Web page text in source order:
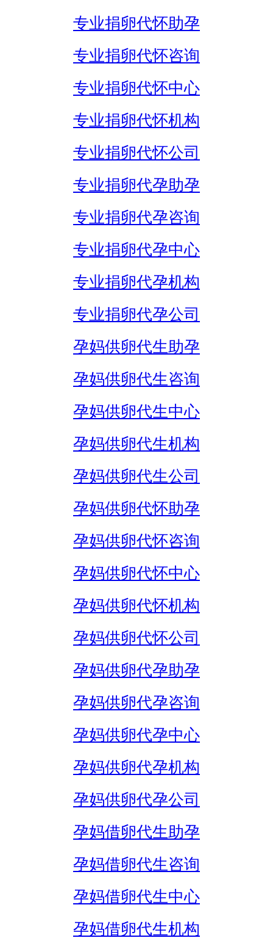
专业捐卵代怀助孕
专业捐卵代怀咨询
专业捐卵代怀中心
专业捐卵代怀机构
专业捐卵代怀公司
专业捐卵代孕助孕
专业捐卵代孕咨询
专业捐卵代孕中心
专业捐卵代孕机构
专业捐卵代孕公司
孕妈供卵代生助孕
孕妈供卵代生咨询
孕妈供卵代生中心
孕妈供卵代生机构
孕妈供卵代生公司
孕妈供卵代怀助孕
孕妈供卵代怀咨询
孕妈供卵代怀中心
孕妈供卵代怀机构
孕妈供卵代怀公司
孕妈供卵代孕助孕
孕妈供卵代孕咨询
孕妈供卵代孕中心
孕妈供卵代孕机构
孕妈供卵代孕公司
孕妈借卵代生助孕
孕妈借卵代生咨询
孕妈借卵代生中心
孕妈借卵代生机构